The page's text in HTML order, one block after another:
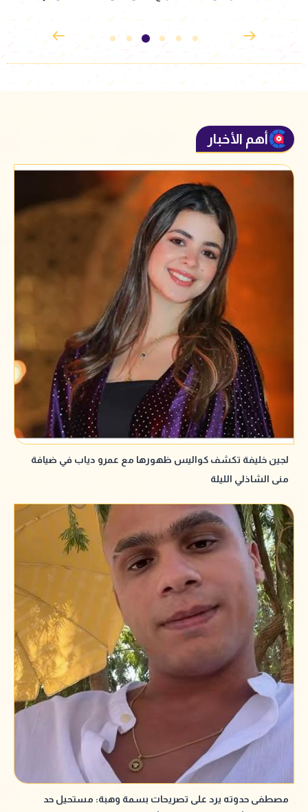
أهم الأخبار
لجين خليفة تكشف كواليس ظهورها مع عمرو دياب في ضيافة
منى الشاذلي الليلة
مصطفى حدوته يرد على تصريحات بسمة وهبة: مستحيل حد